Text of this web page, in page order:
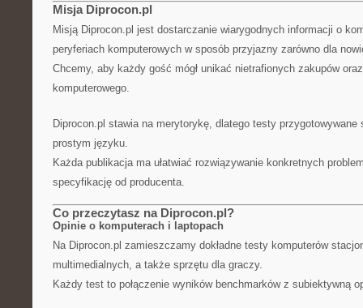
Misja Diprocon.pl
Misją Diprocon.pl jest dostarczanie wiarygodnych informacji o
peryferiach komputerowych w sposób przyjazny zarówno dla
Chcemy, aby każdy gość mógł unikać nietrafionych zakupów
komputerowego.
Diprocon.pl stawia na merytorykę, dlatego testy przygotowywane
prostym języku.
Każda publikacja ma ułatwiać rozwiązywanie konkretnych
specyfikację od producenta.
Co przeczytasz na Diprocon.pl?
Opinie o komputerach i laptopach
Na Diprocon.pl zamieszczamy dokładne testy komputerów
multimedialnych, a także sprzętu dla graczy.
Każdy test to połączenie wyników benchmarków z subiektywną